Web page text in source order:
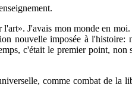
J'avais mon monde en
nouvelle imposée à l'histoire:
c'était le premier point,
comme combat de la